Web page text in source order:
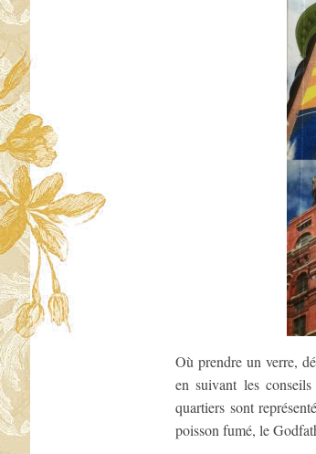
Où prendre un verre,
en suivant les
quartiers sont
poisson fumé, le